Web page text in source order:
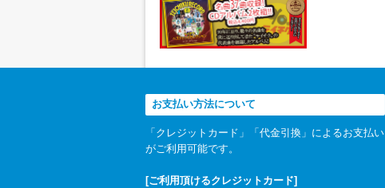
お支払い方法について
「クレジットカード」「代金引換」によるお支払い
がご利用可能です。
[ご利用頂けるクレジットカード]